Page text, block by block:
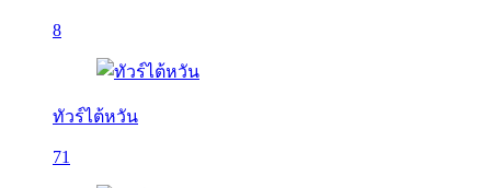
8
ทัวร์ไต้หวัน
71